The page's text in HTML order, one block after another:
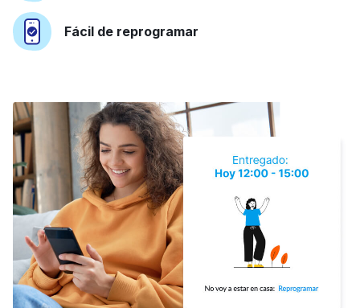
Fácil de reprogramar